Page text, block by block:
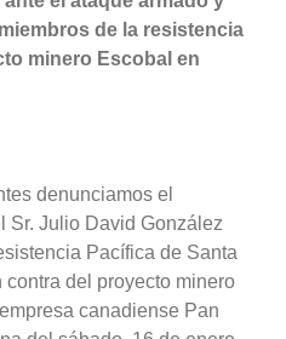
de la resistencia
minero Escobal en
denunciamos el
Sr. Julio David González
Pacífica de Santa
del proyecto minero
canadiense Pan